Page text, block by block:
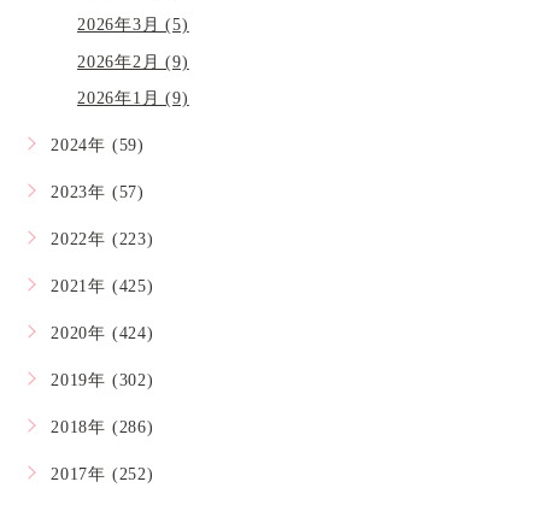
2026年3月 (5)
2026年2月 (9)
2026年1月 (9)
2024年 (59)
2023年 (57)
2022年 (223)
2021年 (425)
2020年 (424)
2019年 (302)
2018年 (286)
2017年 (252)